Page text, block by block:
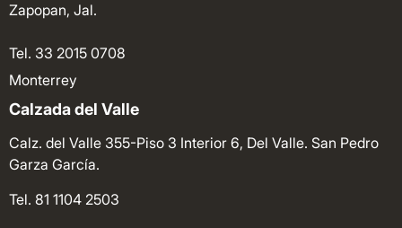
Zapopan, Jal.
Tel. 33 2015 0708
Monterrey
Calzada del Valle
Calz. del Valle 355-Piso 3 Interior 6, Del Valle. San Pedro
Garza García.
Tel. 81 1104 2503